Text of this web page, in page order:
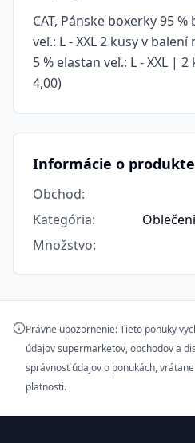
CAT, Pánske boxerky 95
veľ.: L - XXL 2 kusy v
5 % elastan veľ.: L - XXL |
4,00)
Informácie o produkte
Obchod:
Kategória:
Množstvo:
Právne upozornenie: Tieto ponuky
údajov supermarketov, obchodov a
správnosť údajov o ponukách,
platnosti.